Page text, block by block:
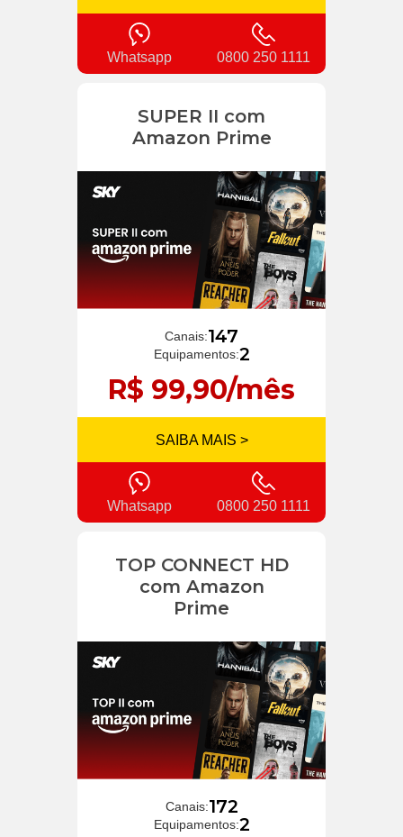
Whatsapp 0800 250 1111
SUPER II com
Amazon Prime
Canais:147
Equipamentos:2
R$ 99,90/mês
SAIBA MAIS >
Whatsapp 0800 250 1111
TOP CONNECT HD
com Amazon
Prime
Canais:172
Equipamentos:2